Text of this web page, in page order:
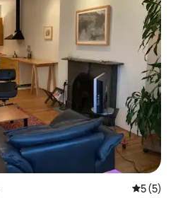
5 av 5 i
5 (5)